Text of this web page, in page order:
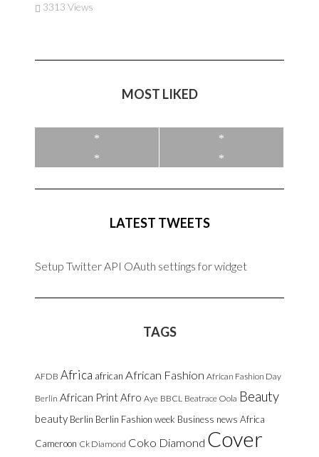
3313 Views
MOST LIKED
LATEST TWEETS
Setup Twitter API OAuth settings for widget
TAGS
AFDB Africa african African Fashion African Fashion Day
Berlin African PrintAfro Aye BBCL Beatrace Oola Beauty
beauty Berlin Berlin Fashion week Business news Africa
Cameroon Ck Diamond Coko Diamond Cover